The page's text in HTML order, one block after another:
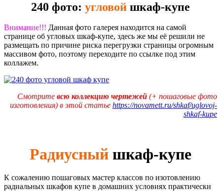
240 фото: угловой шкаф-купе
Внимание!!! Данная фото галерея находится на самой
странице об угловых шкаф-купе, здесь же мы её решили не
размещать по причине риска перегрузки страницы огромным
массивом фото, поэтому переходите по ссылке под этим
коллажем.
Смотрите всю коллекцию чертежей (+ пошаговые фото
изготовления) в этой статье https://novamett.ru/shkaf/uglovoj-
shkaf-kupe
Радиусный шкаф-купе
К сожалению пошаговых мастер классов по изотовлению
радиальных шкафов купе в домашних условиях практически